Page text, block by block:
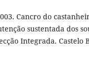
Cancro do
sustentada dos
Integrada. Castelo